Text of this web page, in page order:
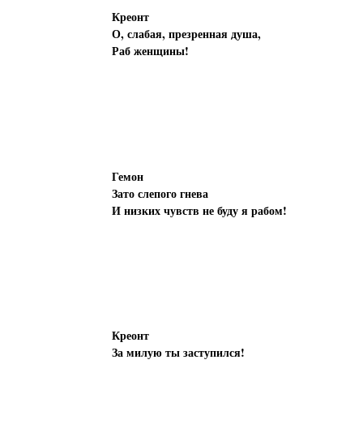
Креонт
О, слабая, презренная душа,
Раб женщины!
Гемон
Зато слепого гнева
И низких чувств не буду я рабом!
Креонт
За милую ты заступился!